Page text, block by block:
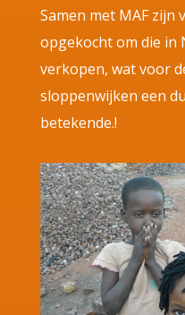
Samen met MAF zijn
opgekocht om die in
verkopen, wat voor
sloppenwijken een
betekende.!